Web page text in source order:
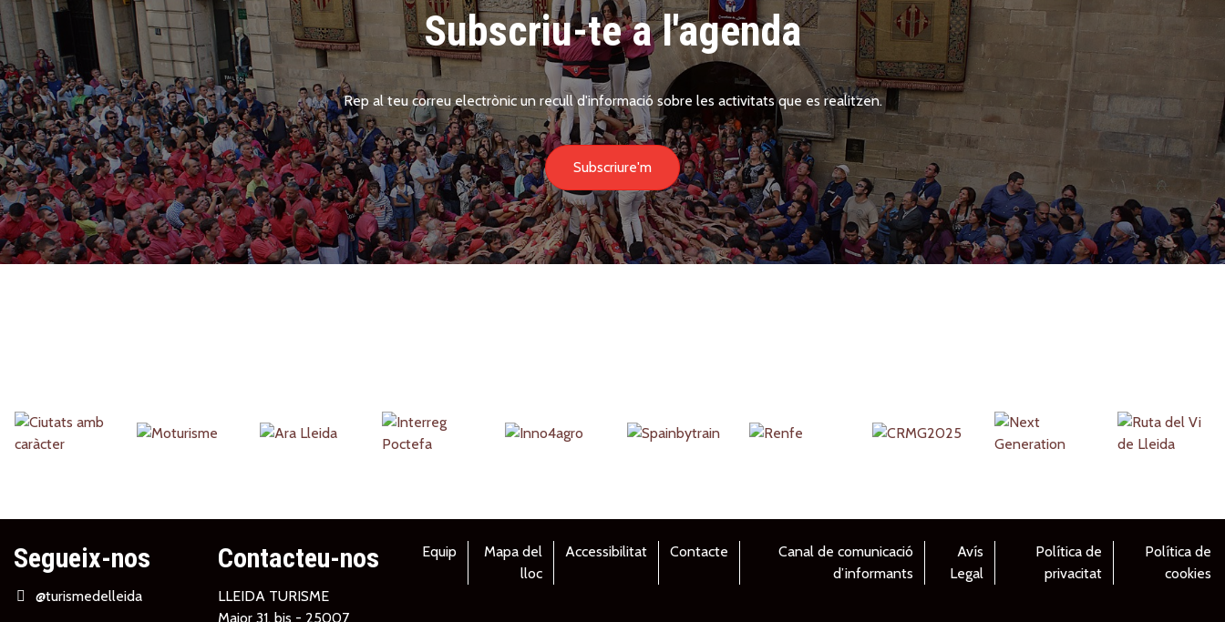
Subscriu-te a l'agenda
Rep al teu correu electrònic un recull d'informació sobre les activitats que es realitzen.
Subscriure'm
Partners
Segueix-nos
@turismedelleida
Contacteu-nos
LLEIDA TURISME
Major 31, bis - 25007
Equip
Mapa del
lloc
Accessibilitat Contacte
Canal de comunicació
d’informants
Avís
Legal
Política de
privacitat
Política de
cookies